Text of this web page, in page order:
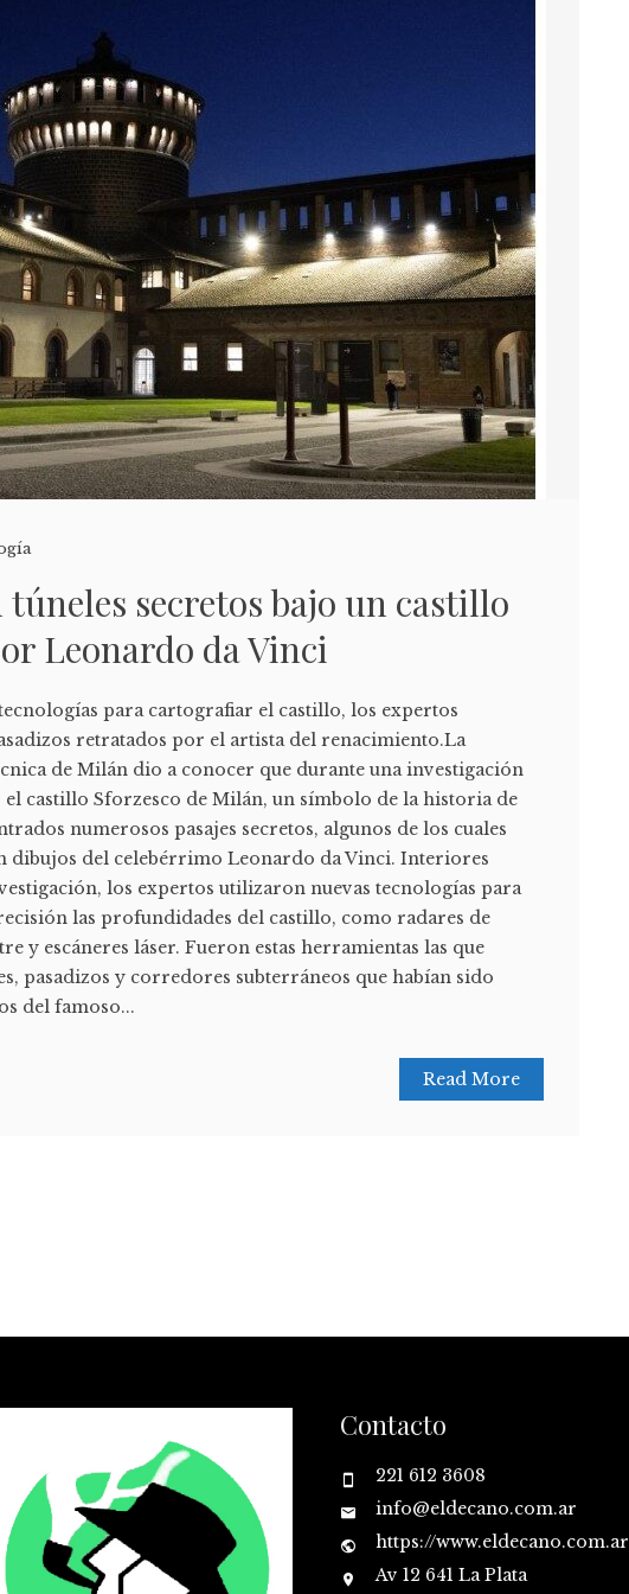
túneles secretos bajo un castillo
Leonardo da Vinci
para cartografiar el castillo, los expertos
retratados por el artista del renacimiento.La
de Milán dio a conocer que durante una investigación
el castillo Sforzesco de Milán, un símbolo de la historia de
numerosos pasajes secretos, algunos de los cuales
dibujos del celebérrimo Leonardo da Vinci. Interiores
los expertos utilizaron nuevas tecnologías para
las profundidades del castillo, como radares de
y escáneres láser. Fueron estas herramientas las que
pasadizos y corredores subterráneos que habían sido
del famoso...
Read More
Contacto
221 612 3608
info@eldecano.com.ar
https://www.eldecano.com.ar
Av 12 641 La Plata